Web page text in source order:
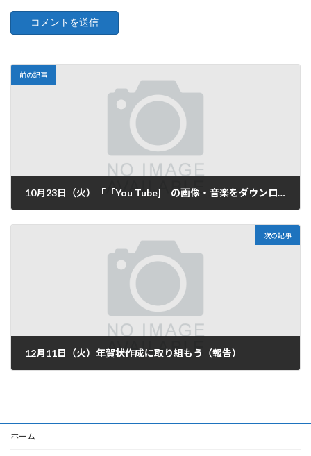
前の記事
10月23日（火）「「You Tube] の画像・音楽をダウンロードして保存方法を学ぶ（報告）」
次の記事
12月11日（火）年賀状作成に取り組もう（報告）
ホーム